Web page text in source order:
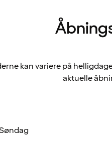
kan variere på
aktuelle